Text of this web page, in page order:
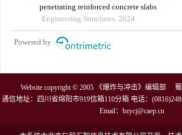
penetrating reinforced concrete slabs
Engineering Structures, 2024
Powered by
Website copyright © 2005 《爆炸与冲击》编辑部
通信地址：四川省绵阳市919信箱110分箱 电话：
Email： bzycj@caep.cn